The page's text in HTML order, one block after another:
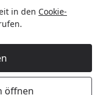
in den Cookie-
öffnen
Garantie-
Sie: Die